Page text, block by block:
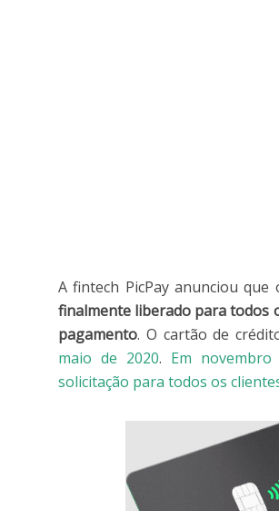
A fintech PicPay anunciou que
finalmente liberado para todos
pagamento. O cartão de
maio de 2020. Em
solicitação para todos os